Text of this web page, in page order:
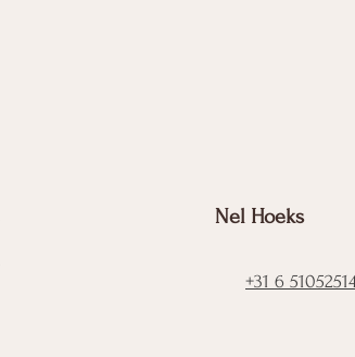
Nel Hoeks
+31 6